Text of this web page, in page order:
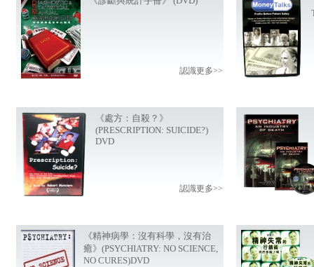
認識更多>>
《處方：自殺？》
(PRESCRIPTION: SUICIDE?)
DVD
認識更多>>
《精神病學：沒有科學，沒有治
癒》(PSYCHIATRY: NO SCIENCE,
NO CURES)DVD